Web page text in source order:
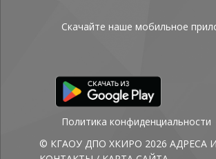
Скачайте наше мобильное
Политика конфиденциальности
© КГАОУ ДПО ХКИРО 2026 АДРЕСА И